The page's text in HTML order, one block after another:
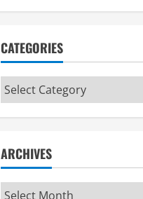
CATEGORIES
Categories
ARCHIVES
Archives